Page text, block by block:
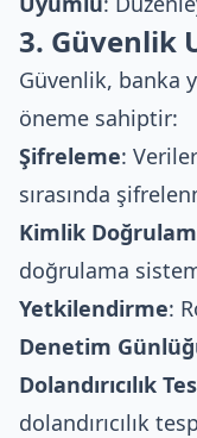
3. Güvenlik
Güvenlik, banka
öneme sahiptir:
Şifreleme:
sırasında
Kimlik
doğrulama
Yetkilendirme:
Denetim
Dolandırıcılık
dolandırıcılık